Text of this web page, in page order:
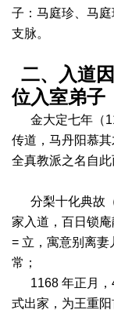
子：马庭珍、马
支脉。
二、入道
位入室弟子
金大定七年（
传道，马丹阳慕
全真教派之名自此
分梨十化典故（
家入道，百日锁
= 立，寓意别离
常；
1168 年正月，
式出家，为王重阳